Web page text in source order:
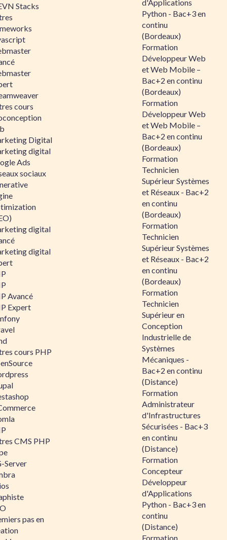
Stacks
cours
Digital
digital
Ads
sociaux
digital
digital
Avancé
Expert
cours PHP
CMS PHP
Server
pas en
d'Applications
Python - Bac+3 en
continu
(Bordeaux)
Formation
Développeur Web
et Web Mobile –
Bac+2 en continu
(Bordeaux)
Formation
Développeur Web
et Web Mobile –
Bac+2 en continu
(Bordeaux)
Formation
Technicien
Supérieur Systèmes
et Réseaux - Bac+2
en continu
(Bordeaux)
Formation
Technicien
Supérieur Systèmes
et Réseaux - Bac+2
en continu
(Bordeaux)
Formation
Technicien
Supérieur en
Conception
Industrielle de
Systèmes
Mécaniques -
Bac+2 en continu
(Distance)
Formation
Administrateur
d'Infrastructures
Sécurisées - Bac+3
en continu
(Distance)
Formation
Concepteur
Développeur
d'Applications
Python - Bac+3 en
continu
(Distance)
Formation